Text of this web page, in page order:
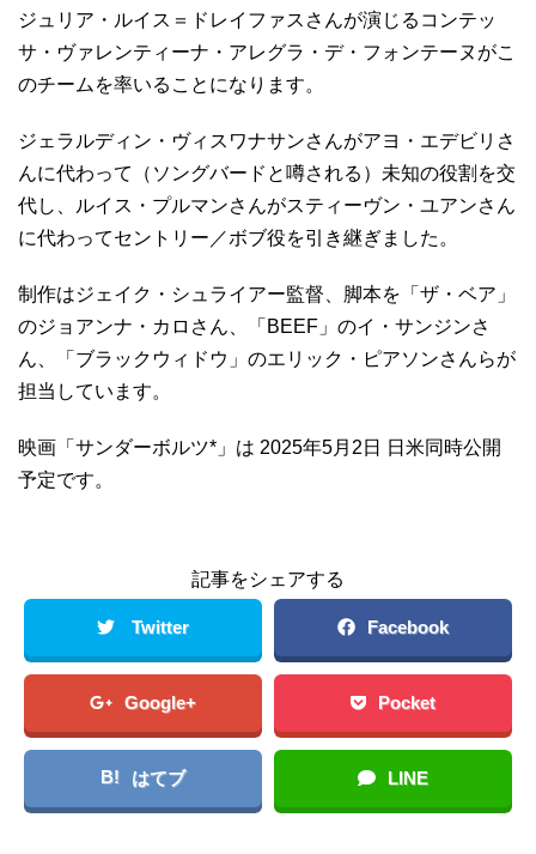
ジュリア・ルイス＝ドレイファスさんが演じるコンテッ
サ・ヴァレンティーナ・アレグラ・デ・フォンテーヌがこ
のチームを率いることになります。
ジェラルディン・ヴィスワナサンさんがアヨ・エデビリさ
んに代わって（ソングバードと噂される）未知の役割を交
代し、ルイス・プルマンさんがスティーヴン・ユアンさん
に代わってセントリー／ボブ役を引き継ぎました。
制作はジェイク・シュライアー監督、脚本を「ザ・ベア」
のジョアンナ・カロさん、「BEEF」のイ・サンジンさ
ん、「ブラックウィドウ」のエリック・ピアソンさんらが
担当しています。
映画「サンダーボルツ*」は 2025年5月2日 日米同時公開
予定です。
記事をシェアする
Twitter Facebook
Google+ Pocket
B! はてブ LINE